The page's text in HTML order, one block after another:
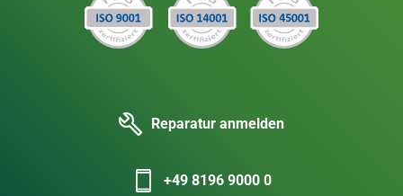
Reparatur anmelden
+49 8196 9000 0